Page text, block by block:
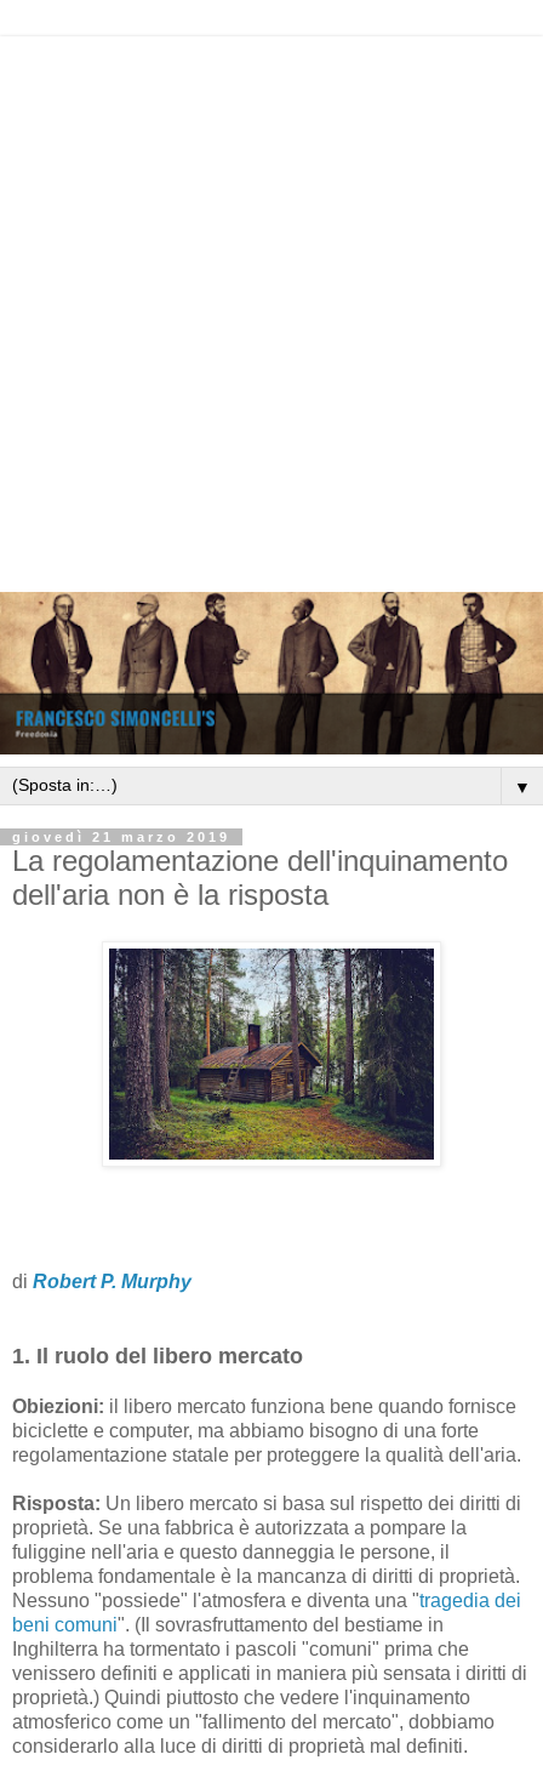
▼
giovedì 21 marzo 2019
La regolamentazione dell'inquinamento
dell'aria non è la risposta
di Robert P. Murphy
1. Il ruolo del libero mercato
Obiezioni: il libero mercato funziona bene quando fornisce
biciclette e computer, ma abbiamo bisogno di una forte
regolamentazione statale per proteggere la qualità dell'aria.
Risposta: Un libero mercato si basa sul rispetto dei diritti di
proprietà. Se una fabbrica è autorizzata a pompare la
fuliggine nell'aria e questo danneggia le persone, il
problema fondamentale è la mancanza di diritti di proprietà.
Nessuno "possiede" l'atmosfera e diventa una "tragedia dei
beni comuni". (Il sovrasfruttamento del bestiame in
Inghilterra ha tormentato i pascoli "comuni" prima che
venissero definiti e applicati in maniera più sensata i diritti di
proprietà.) Quindi piuttosto che vedere l'inquinamento
atmosferico come un "fallimento del mercato", dobbiamo
considerarlo alla luce di diritti di proprietà mal definiti.